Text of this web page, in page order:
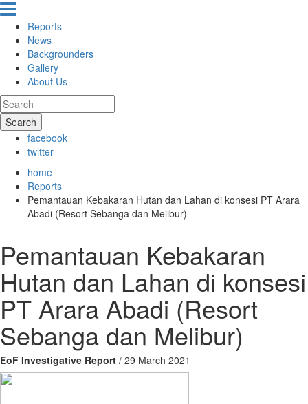
Reports
News
Backgrounders
Gallery
About Us
Search
facebook
twitter
home
Reports
Pemantauan Kebakaran Hutan dan Lahan di konsesi PT Arara
Abadi (Resort Sebanga dan Melibur)
Pemantauan Kebakaran
Hutan dan Lahan di konsesi
PT Arara Abadi (Resort
Sebanga dan Melibur)
EoF Investigative Report / 29 March 2021